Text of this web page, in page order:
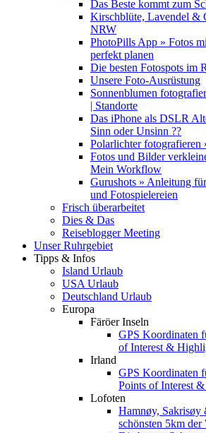
Das Beste kommt zum
Kirschblüte, Lavendel &
NRW
PhotoPills App » Fotos
perfekt planen
Die besten Fotospots im
Unsere Foto-Ausrüstung
Sonnenblumen
| Standorte
Das iPhone als DSLR
Sinn oder Unsinn ??
Polarlichter fotografieren
Fotos und Bilder
Mein Workflow
Gurushots » Anleitung
und Fotospielereien
Frisch überarbeitet
Dies & Das
Reiseblogger Meeting
Unser Ruhrgebiet
Tipps & Infos
Island Urlaub
USA Urlaub
Deutschland Urlaub
Europa
Färöer Inseln
GPS Koordinaten
of Interest &
Irland
GPS Koordinaten
Points of Interest
Lofoten
Hamnøy, Sakrisøy
schönsten 5km der